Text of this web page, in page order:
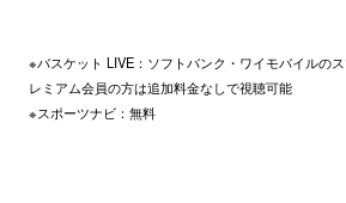
※バスケット LIVE：ソフトバンク・ワイモバイルの
レミアム会員の方は追加料金なしで視聴可能
※スポーツナビ：無料